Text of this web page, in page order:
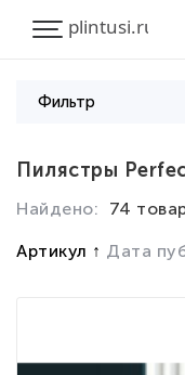
Фильтр
Пилястры
Найдено: 74
Артикул Дата